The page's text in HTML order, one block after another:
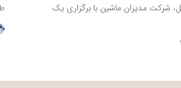
شرکت مدیران ماشین با برگزاری یک